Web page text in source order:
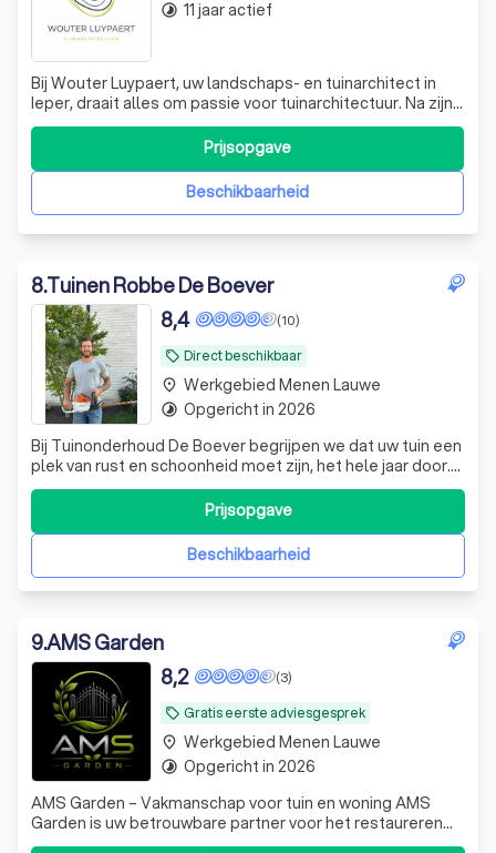
Bij Wouter Luypaert, uw landschaps- en tuinarchitect in
Ieper, draait alles om passie voor tuinarchitectuur. Na zijn
opleiding aan de tuinbouwschool VABI in Roeselare en
verdere studies aan de Hogeschool Gent, heeft Wouter
zijn expertise verder ontwikkeld door te werken bij
verschillende architectenBeschikbaarheid
Prijsopgave
timelapse 11 jaar actief
8.Tuinen Robbe De Boever
local_offer Direct beschikbaar
(10)
8,4
Bij Tuinonderhoud De Boever begrijpen we dat uw tuin een
plek van rust en schoonheid moet zijn, het hele jaar door.
Onze passie en jarenlange ervaring stellen ons in staat om
elke buitenruimte te transformeren en te onderhouden,
zodat deze altijd zijn volle potentieel bereikt. Of het nu
gaat om het
Beschikbaarheid
Prijsopgave
place Werkgebied Menen Lauwe
timelapse Opgericht in 2026
9.AMS Garden
local_offer Gratis eerste adviesgesprek
(3)
8,2
AMS Garden – Vakmanschap voor tuin en woning AMS
Garden is uw betrouwbare partner voor het restaureren
van tuinpoorten, het professioneel reinigen van daken en
place Werkgebied Menen Lauwe
timelapse Opgericht in 2026